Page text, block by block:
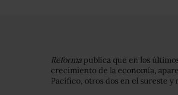
Reforma publica que en los
crecimiento de la economía,
Pacífico, otros dos en el sureste